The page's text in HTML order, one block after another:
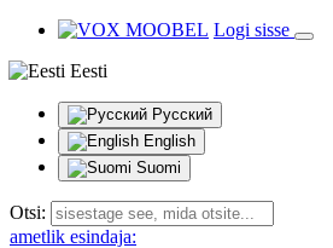
Logi sisse
Eesti
Русский
English
Suomi
Otsi:
ametlik esindaja: